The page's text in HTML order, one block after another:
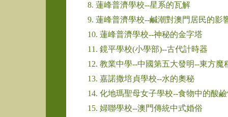
8. 蓮峰普濟學校--星系的瓦解
9. 蓮峰普濟學校--鹹潮對澳門居民的影
10. 蓮峰普濟學校--神秘的金字塔
11. 鏡平學校(小學部)--古代計時器
12. 教業中學--中國第五大發明--東方魔
13. 嘉諾撒培貞學校--水的奧秘
14. 化地瑪聖母女子學校--食物中的酸
15. 婦聯學校--澳門傳統中式婚俗